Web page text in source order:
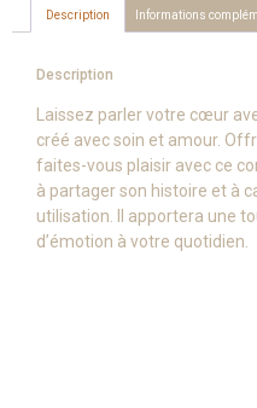
Description Informations
Description
Laissez parler votre cœur
créé avec soin et amour.
faites-vous plaisir avec ce
à partager son histoire et à
utilisation. Il apportera une
d’émotion à votre quotidien.